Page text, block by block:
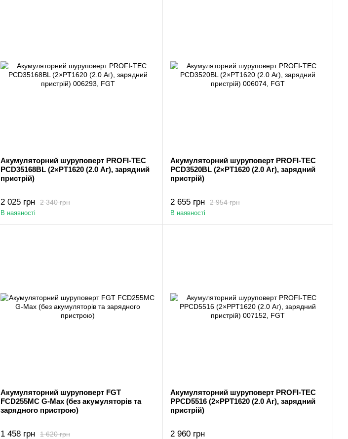
Акумуляторний шуруповерт PROFI-TEC
PCD35168BL (2×PT1620 (2.0 Аг), зарядний
пристрій)
2 340 грн
2 025 грн
В наявності
Акумуляторний шуруповерт PROFI-TEC
PCD3520BL (2×PT1620 (2.0 Аг), зарядний
пристрій)
2 954 грн
2 655 грн
В наявності
Акумуляторний шуруповерт FGT
FCD255MС G-Max (без акумуляторів та
зарядного пристрою)
1 620 грн
1 458 грн
Акумуляторний шуруповерт PROFI-TEC
PPCD5516 (2×PPT1620 (2.0 Аг), зарядний
пристрій)
2 960 грн